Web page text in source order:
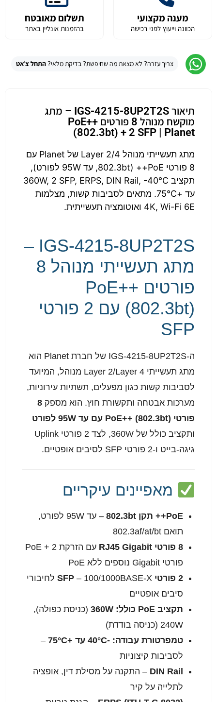
מענה מקצועי
הכוונה וייעוץ לפני רכישה
תשלום מאובטח
בהזמנות אונליין באתר
צריך עזרה? לא מצאת מה שחיפשת? בדיקת מלאי?התחל צ'אט
תיאור IGS-4215-8UP2T2S – מתג
מוקשח מנוהל 8 פורטים PoE++
(802.3bt) + 2 SFP | Planet
מתג תעשייתי מנוהל Layer 2/4 של Planet עם
8 פורטי PoE++ (802.3bt, עד 95W לפורט),
תקציב 360W, 2 SFP, ERPS, DIN Rail, -40°C
עד +75°C. מתאים לסביבות קשות, מצלמות
4K, Wi-Fi 6E ואוטומציה תעשייתית.
IGS-4215-8UP2T2S –
מתג תעשייתי מנוהל 8
פורטים PoE++
(802.3bt) עם 2 פורטי
SFP
ה-IGS-4215-8UP2T2S של חברת Planet הוא
מתג תעשייתי Layer 2/Layer 4 מנוהל, המיועד
לסביבות קשות כגון מפעלים, תשתיות עירוניות,
מערכות אבטחה ותקשורת חוץ. הוא מספק 8
פורטי PoE++ (802.3bt) עם עד 95W לפורט
ותקציב כולל של 360W, לצד 2 פורטי Uplink
גיגה-בייט ו-2 פורטי SFP לסיבים אופטיים.
מאפיינים עיקריים
PoE++ תקן 802.3bt
– עד 95W לפורט,
תואם 802.3af/at/bt
8 פורטי RJ45 Gigabit
עם הזרקת PoE + 2
פורטי Gigabit נוספים ללא PoE
2 פורטי SFP
– 100/1000BASE-X לחיבורי
סיבים אופטיים
תקציב PoE כולל: 360W
(כניסת כפולה),
240W (כניסה בודדת)
טמפרטורת עבודה: -40°C עד +75°C
–
לסביבות קיצוניות
DIN Rail – התקנה על מסילת דין, אופציה
לתלייה על קיר